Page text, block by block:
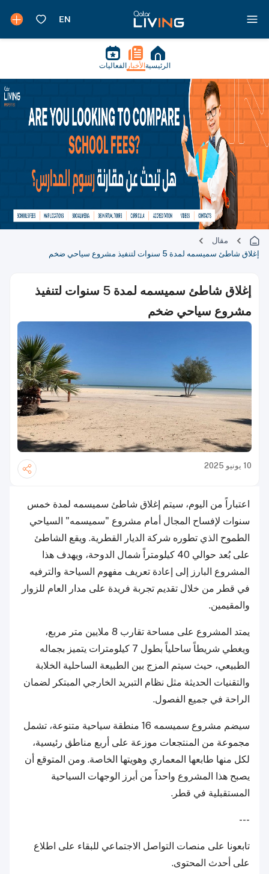
الرئيسية الأخبار الفعاليات
مقال
إغلاق شاطئ سميسمه لمدة 5 سنوات لتنفيذ مشروع سياحي ضخم
إغلاق شاطئ سميسمه لمدة 5 سنوات لتنفيذ
مشروع سياحي ضخم
10 يونيو 2025
اعتباراً من اليوم، سيتم إغلاق شاطئ سميسمه لمدة خمس
سنوات لإفساح المجال أمام مشروع "سميسمه" السياحي
الطموح الذي تطوره شركة الديار القطرية. ويقع الشاطئ
على بُعد حوالي 40 كيلومتراً شمال الدوحة، ويهدف هذا
المشروع البارز إلى إعادة تعريف مفهوم السياحة والترفيه
في قطر من خلال تقديم تجربة فريدة على مدار العام للزوار
والمقيمين.
يمتد المشروع على مساحة تقارب 8 ملايين متر مربع،
ويغطي شريطاً ساحلياً بطول 7 كيلومترات يتميز بجماله
الطبيعي، حيث سيتم المزج بين الطبيعة الساحلية الخلابة
والتقنيات الحديثة مثل نظام التبريد الخارجي المبتكر لضمان
الراحة في جميع الفصول.
سيضم مشروع سميسمه 16 منطقة سياحية متنوعة، تشمل
مجموعة من المنتجعات موزعة على أربع مناطق رئيسية،
لكل منها طابعها المعماري وهويتها الخاصة. ومن المتوقع أن
يصبح هذا المشروع واحداً من أبرز الوجهات السياحية
المستقبلية في قطر.
---
تابعونا على منصات التواصل الاجتماعي للبقاء على اطلاع
على أحدث المحتوى.